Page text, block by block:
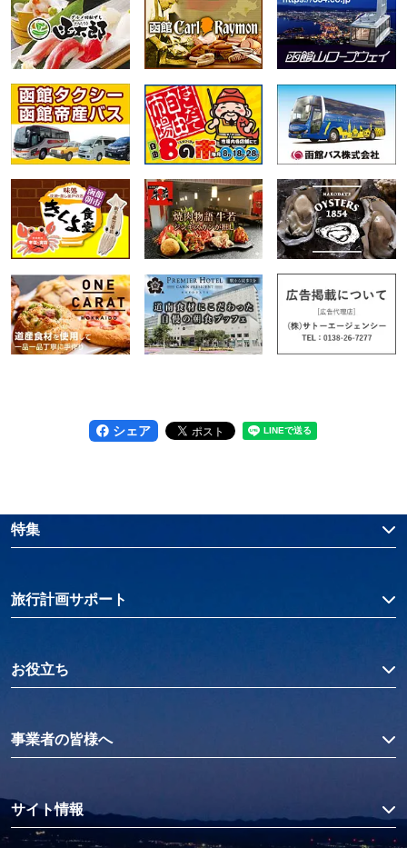
シェア
特集
旅行計画サポート
お役立ち
事業者の皆様へ
サイト情報